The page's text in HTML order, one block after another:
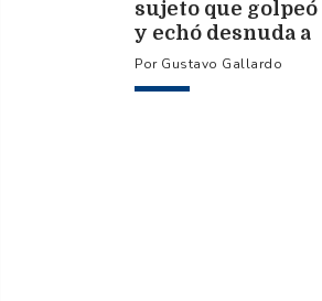
sujeto que golpeó
y echó desnuda a
su novia fuera de
su casa
Gustavo Gallardo